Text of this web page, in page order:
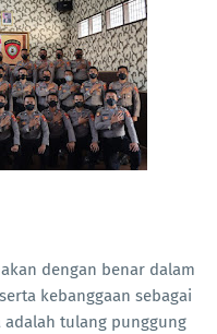
dengan benar dalam
kebanggaan sebagai
tulang punggung